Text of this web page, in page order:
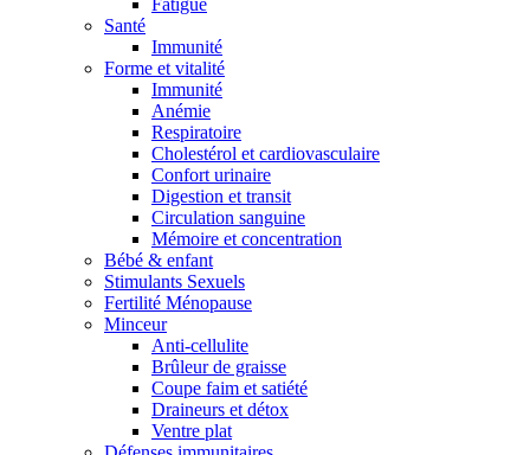
Santé
Immunité
Forme et vitalité
Immunité
Anémie
Respiratoire
Cholestérol et cardiovasculaire
Confort urinaire
Digestion et transit
Circulation sanguine
Mémoire et concentration
Bébé & enfant
Stimulants Sexuels
Fertilité Ménopause
Minceur
Anti-cellulite
Brûleur de graisse
Coupe faim et satiété
Draineurs et détox
Ventre plat